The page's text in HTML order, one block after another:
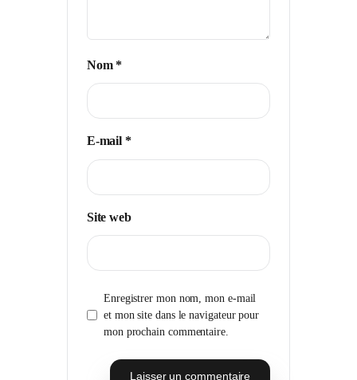
Nom *
E-mail *
Site web
Enregistrer mon nom, mon e-mail
et mon site dans le navigateur pour
mon prochain commentaire.